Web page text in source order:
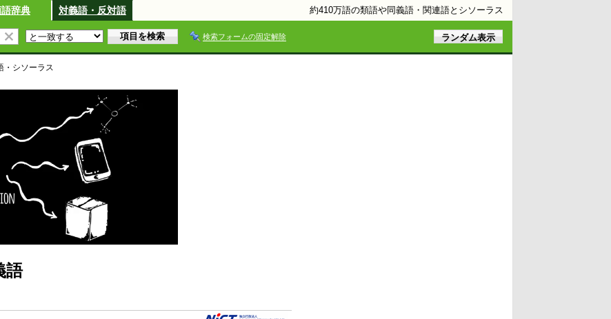
辞典 対義語・反対語 約410万語の類語や同義語・関連語とシソーラス
検索フォームの固定解除
・シソーラス
語